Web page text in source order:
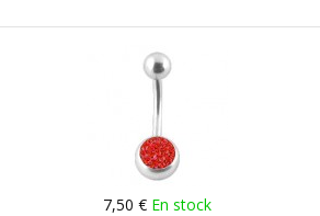
7,50 € En stock